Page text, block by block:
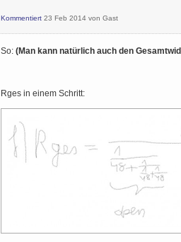
Kommentiert 23 Feb 2014 von Gast
So: (Man kann natürlich auch den
Rges in einem Schritt: